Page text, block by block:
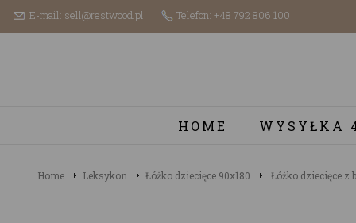
E-mail: sell@restwood.pl Telefon: +48 792 806 100
HOME WYSYŁKA
Home Leksykon Łóżko dziecięce 90x180 Łóżko dziecięce z